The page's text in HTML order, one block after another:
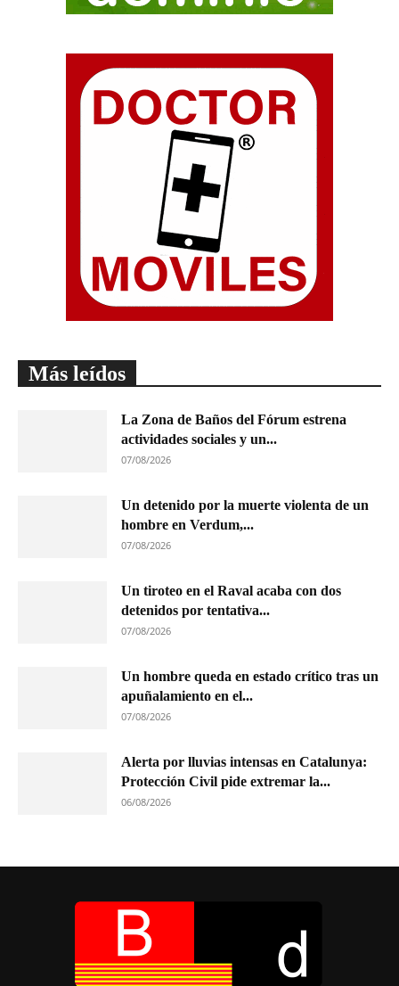
Más leídos
La Zona de Baños del Fórum estrena
actividades sociales y un...
07/08/2026
Un detenido por la muerte violenta de un
hombre en Verdum,...
07/08/2026
Un tiroteo en el Raval acaba con dos
detenidos por tentativa...
07/08/2026
Un hombre queda en estado crítico tras un
apuñalamiento en el...
07/08/2026
Alerta por lluvias intensas en Catalunya:
Protección Civil pide extremar la...
06/08/2026